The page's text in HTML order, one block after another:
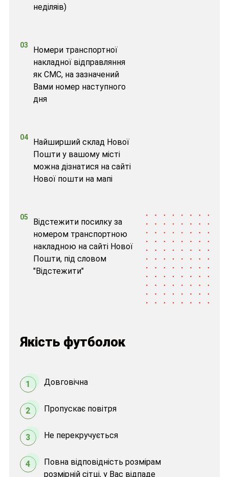
неділяів)
03
Номери транспортної
накладної відправляння
як СМС, на зазначений
Вами номер наступного
дня
04
Найширший склад Нової
Пошти у вашому місті
можна дізнатися на сайті
Нової пошти на мапі
05
Відстежити посилку за
номером транспортною
накладною на сайті Нової
Пошти, під словом
"Відстежити"
Якість футболок
1 Довговічна
2 Пропускає повітря
3 Не перекручується
4
Повна відповідність розмірам
розмірній сітці, у Вас відпаде